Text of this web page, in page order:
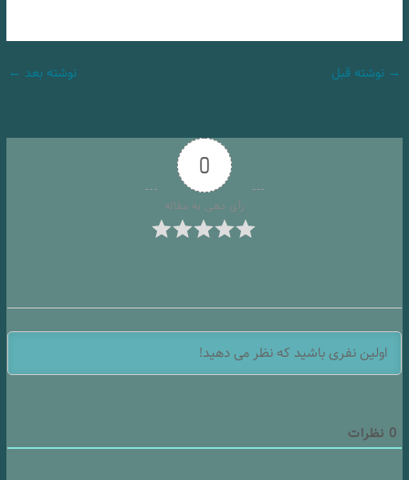
→ نوشته قبل نوشته بعد ←
0
رأی دهی به مقاله
0 نظرات